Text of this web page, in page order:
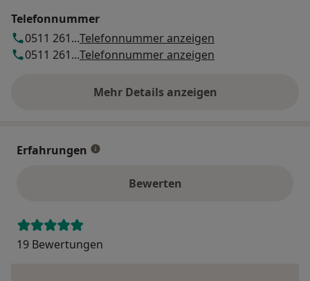
Telefonnummer
0511 261...Telefonnummer anzeigen
0511 261...Telefonnummer anzeigen
Mehr Details anzeigen
über die Adresse
Erfahrungen
Bewerten
19 Bewertungen